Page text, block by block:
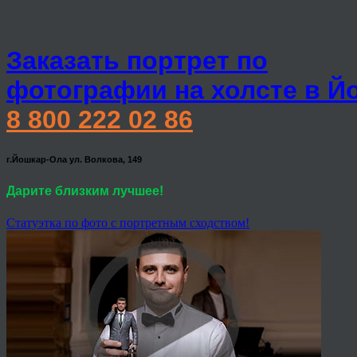
Заказать портрет по
фотографии на холсте в
8 800 222 02 86
г.Йошкар-Ола ул. Волкова, 149
Дарите близким лучшее!
Статуэтка по фото с портретным сходством!